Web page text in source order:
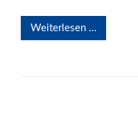
Weiterlesen …